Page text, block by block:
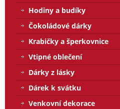
Hodiny a budíky
Čokoládové dárky
Krabičky a šperkovnice
Vtipné oblečení
Dárky z lásky
Dárek k svátku
Venkovní dekorace